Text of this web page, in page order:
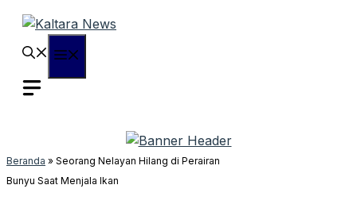
Langsung
Beranda » Seorang Nelayan Hilang di Perairan
Bunyu Saat Menjala Ikan